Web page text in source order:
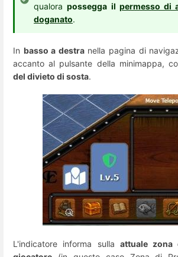
qualorapossegga il permesso di
doganato.
In basso a destranella pagina di
accanto al pulsante della minimappa,
del divieto di sosta.
L'indicatore informa sulla attuale zona